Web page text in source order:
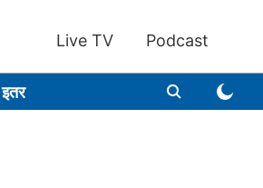
Live TV Podcast
इतर